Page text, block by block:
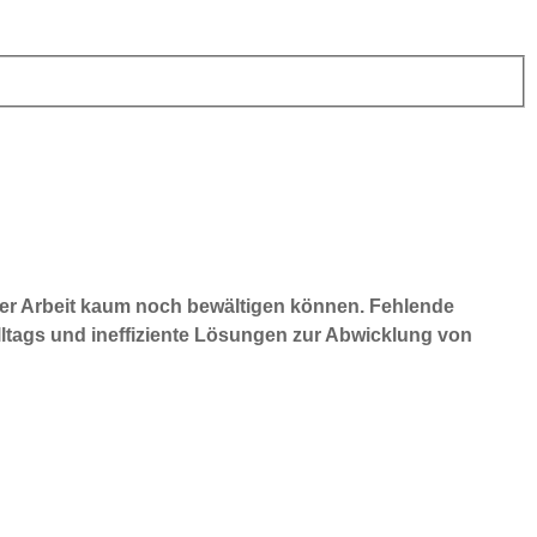
Arbeit kaum noch bewältigen können. Fehlende
und ineffiziente Lösungen zur Abwicklung von